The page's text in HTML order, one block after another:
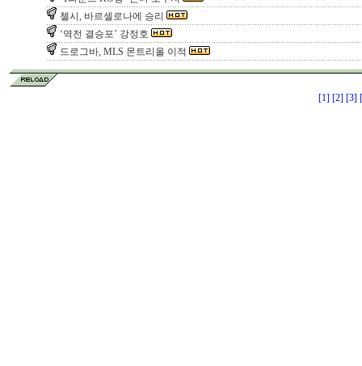
첼시, 바르셀로나에 승리
‘역전 결승포’ 강정호
드로그바, MLS 몬트리올 이적
[1] [2] [3]